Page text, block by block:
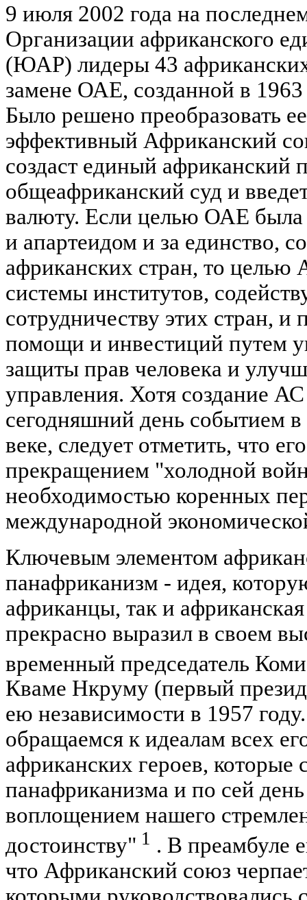
9 июля 2002 года на
Организации африканского
(ЮАР) лидеры 43 африканских
замене ОАЕ, созданной в 1963
Было решено преобразовать
эффективный Африканский
создаст единый африканский
общеафриканский суд и
валюту. Если целью ОАЕ была
и апартеидом и за единство,
африканских стран, то целью
системы институтов,
сотрудничеству этих стран,
помощи и инвестиций путем
защиты прав человека и
управления. Хотя создание
сегодняшний день событием
веке, следует отметить, что
прекращением "холодной
необходимостью коренных
международной
Ключевым элементом
панафриканизм - идея,
африканцы, так и
прекрасно выразил в своем
временный председатель
Кваме Нкруму (первый
ею независимости в 1957
обращаемся к идеалам всех
африканских героев, которые
панафриканизма и по сей
воплощением нашего
достоинству" 1 . В преамбуле
что Африканский союз